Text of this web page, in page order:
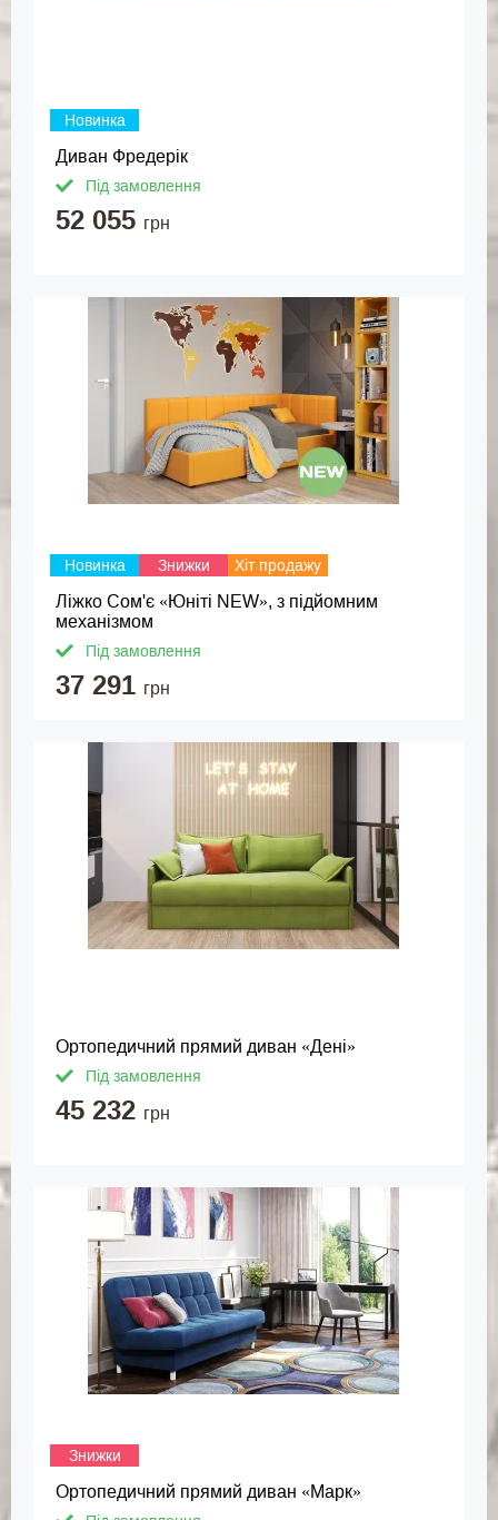
Новинка
Диван Фредерік
Під замовлення
52 055 грн
Новинка Знижки Хіт продажу
Ліжко Сом'є «Юніті NEW», з підйомним
механізмом
Під замовлення
37 291 грн
Ортопедичний прямий диван «Дені»
Під замовлення
45 232 грн
Знижки
Ортопедичний прямий диван «Марк»